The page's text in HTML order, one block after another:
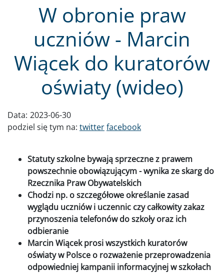
W obronie praw
uczniów - Marcin
Wiącek do kuratorów
oświaty (wideo)
Data: 2023-06-30
podziel się tym na: twitterfacebook
Statuty szkolne bywają sprzeczne z prawem
powszechnie obowiązującym - wynika ze skarg do
Rzecznika Praw Obywatelskich
Chodzi np. o szczegółowe określanie zasad
wyglądu uczniów i uczennic czy całkowity zakaz
przynoszenia telefonów do szkoły oraz ich
odbieranie
Marcin Wiącek prosi wszystkich kuratorów
oświaty w Polsce o rozważenie przeprowadzenia
odpowiedniej kampanii informacyjnej w szkołach